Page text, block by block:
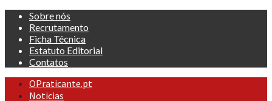
Skip
content
Sobre nós
Recrutamento
Ficha Técnica
Estatuto Editorial
Contatos
Primary
Menu
OPraticante.pt
Noticias